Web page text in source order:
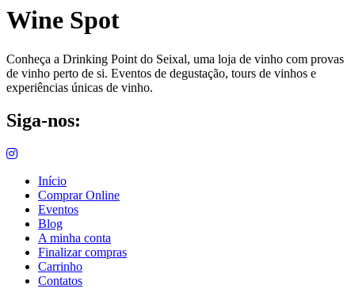
Wine Spot
Conheça a Drinking Point do Seixal, uma loja de vinho com provas
de vinho perto de si. Eventos de degustação, tours de vinhos e
experiências únicas de vinho.
Siga-nos:
Início
Comprar Online
Eventos
Blog
A minha conta
Finalizar compras
Carrinho
Contatos